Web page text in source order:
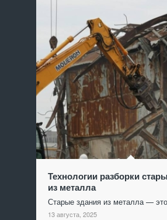
Технологии разборки
из металла
Старые здания из металла —
13 августа, 2025